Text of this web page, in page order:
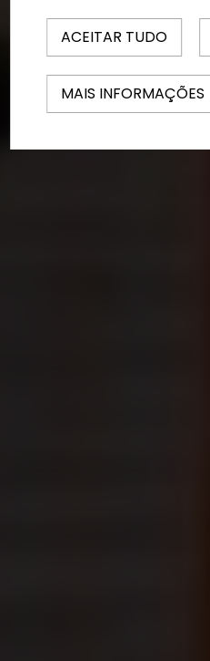
ACEITAR TUDO
MAIS INFORMAÇÕES